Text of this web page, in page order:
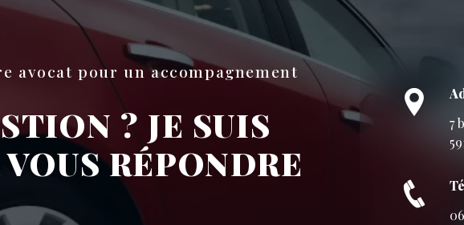
avocat pour un accompagnement
? JE SUIS
RÉPONDRE
7